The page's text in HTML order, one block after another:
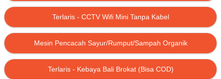
Terlaris - CCTV Wifi Mini Tanpa Kabel
Mesin Pencacah Sayur/Rumput/Sampah Organik
Terlaris - Kebaya Bali Brokat (Bisa COD)